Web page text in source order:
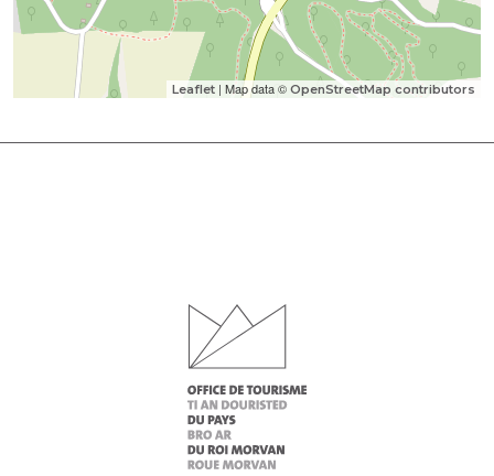
Leaflet | Map data © OpenStreetMap contributors